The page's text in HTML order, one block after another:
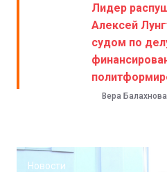
Лидер
Алексей
судом по
Вера Балахнова
Новости